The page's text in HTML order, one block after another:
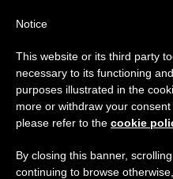
Perú: obispos
los niños tengan
vida
Aviso
Del 27 de julio al 7 de
anual, aprovechando
se generan menos
Notice
This website or its third party
necessary to its functioning
purposes illustrated in the
more or withdraw your
please refer to the cookie
By closing this banner,
continuing to browse